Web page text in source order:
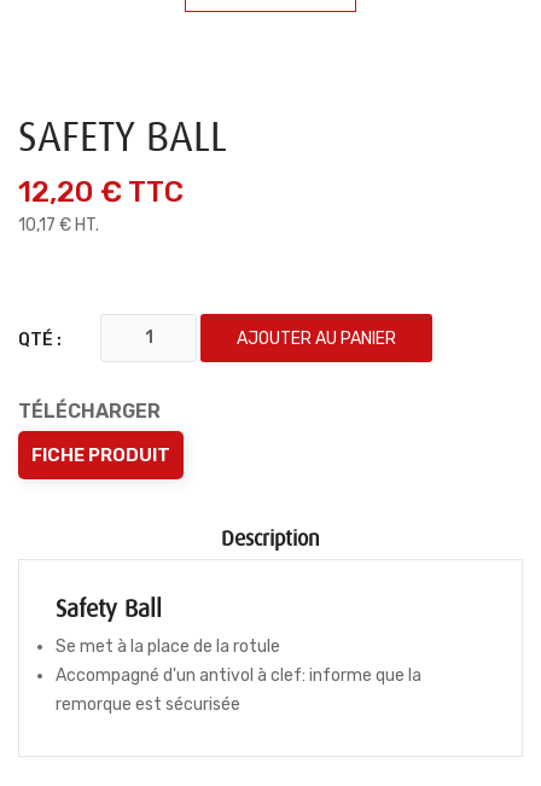
SAFETY BALL
12,20 € TTC
10,17 € HT.
QTÉ : AJOUTER AU PANIER
TÉLÉCHARGER
FICHE PRODUIT
Description
Safety Ball
Se met à la place de la rotule
Accompagné d'un antivol à clef: informe que la
remorque est sécurisée